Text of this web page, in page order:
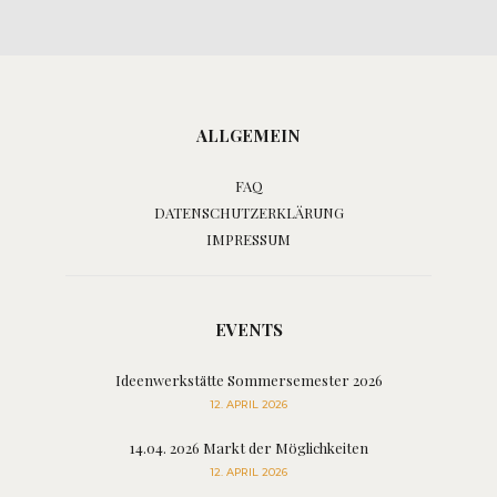
ALLGEMEIN
FAQ
DATENSCHUTZERKLÄRUNG
IMPRESSUM
EVENTS
Ideenwerkstätte Sommersemester 2026
12. APRIL 2026
14.04. 2026 Markt der Möglichkeiten
12. APRIL 2026